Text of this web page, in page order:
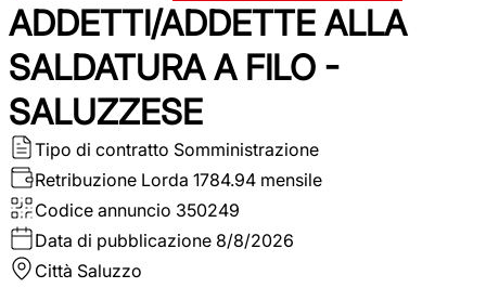
ADDETTI/ADDETTE ALLA
SALDATURA A FILO -
SALUZZESE
Tipo di contratto Somministrazione
Retribuzione Lorda 1784.94 mensile
Codice annuncio 350249
Data di pubblicazione 8/8/2026
Città Saluzzo